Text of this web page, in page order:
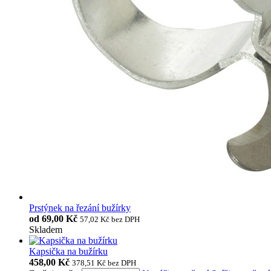
Prstýnek na řezání bužírky
od 69,00 Kč 57,02 Kč bez DPH
Skladem
Kapsička na bužírku
458,00 Kč 378,51 Kč bez DPH